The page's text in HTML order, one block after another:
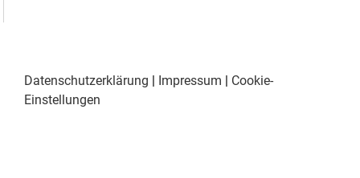
Datenschutzerklärung | Impressum | Cookie-
Einstellungen